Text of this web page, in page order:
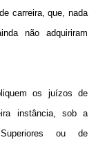
carreira, que, nada
não adquiriram
os juízos de
instância, sob a
ou de